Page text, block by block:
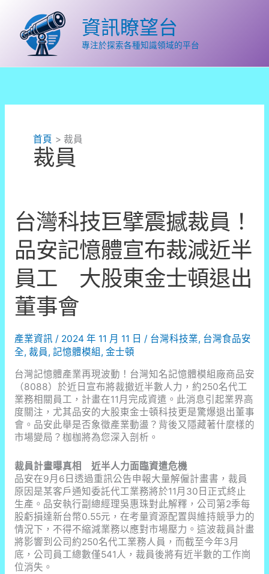
容
資訊瞭望台
專注於探索各種知識領域的平台
首頁 裁員
裁員
台灣科技巨擘震撼裁員！
品安記憶體宣布裁減近半
員工 大股東金士頓退出
董事會
產業資訊 / 2024 年 11 月 11 日 / 台灣科技業, 台灣食品安
全, 裁員, 記憶體模組 , 金士頓
台灣記憶體產業再現波動！台灣知名記憶體模組廠商品安
（8088）於近日宣布將裁撤近半數人力，約250名代工
業務相關員工，計畫在11月完成資遣。此消息引起業界高
度關注，尤其品安的大股東金士頓科技更是驚爆退出董事
會。品安此舉是否象徵產業動盪？背後又隱藏著什麼樣的
市場變局？枷枷將為您深入剖析。
裁員計畫曝真相 近半人力面臨資遣危機
品安在9月6日透過重訊公告申報大量解僱計畫書，裁員
原因是某客戶通知委託代工業務將於11月30日正式終止
生產。品安執行副總經理吳惠珠對此解釋，公司第2季每
股虧損達新台幣0.55元，在考量資源配置與維持競爭力的
情況下，不得不縮減業務以應對市場壓力。這波裁員計畫
將影響到公司約250名代工業務人員，而截至今年3月
底，公司員工總數僅541人，裁員後將有近半數的工作崗
位消失。